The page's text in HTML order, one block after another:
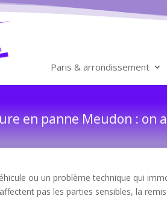
Paris & arrondissement
en panne Meudon : on
ou un problème technique qui
pas les parties sensibles, la